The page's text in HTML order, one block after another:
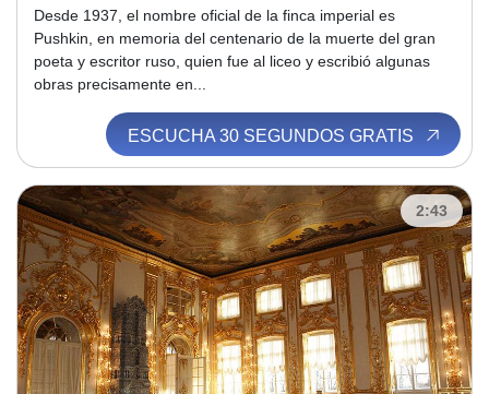
Desde 1937, el nombre oficial de la finca imperial es
Pushkin, en memoria del centenario de la muerte del gran
poeta y escritor ruso, quien fue al liceo y escribió algunas
obras precisamente en...
ESCUCHA 30 SEGUNDOS GRATIS
2:43